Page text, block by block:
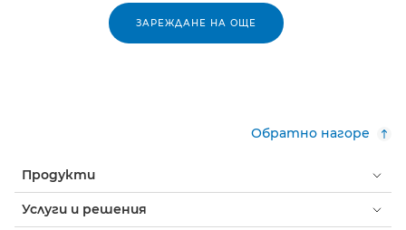
ЗАРЕЖДАНЕ НА ОЩЕ
Обратно нагоре
Продукти
Услуги и решения